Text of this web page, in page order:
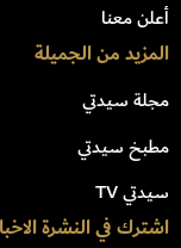
أعلن معنا
المزيد من الجميلة
مجلة سيدتي
مطبخ سيدتي
سيدتي TV
اشترك في النشرة